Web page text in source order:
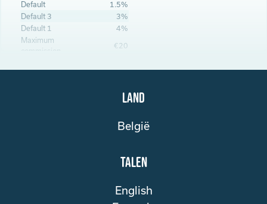
Default
1.5%
Default 3
3%
Default 1
4%
Maximum
commission
€20
Land
België
Talen
English